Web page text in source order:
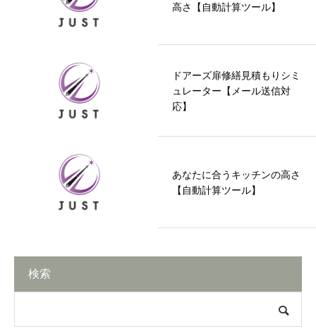
高さ【自動計算ツール】
ドアーズ扉修繕見積もりシミ
ュレーター【メール送信対
応】
あなたに合うキッチンの高さ
【自動計算ツール】
検索